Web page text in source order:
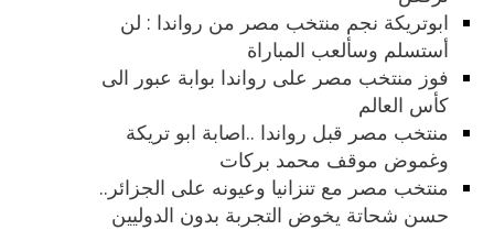
ابوتريكة نجم منتخب مصر من رواندا : لن
أستسلم وسألعب المباراة
فوز منتخب مصر على رواندا بوابة عبور الى
كأس العالم
منتخب مصر قبل رواندا ..اصابة ابو تريكة
وغموض موقف محمد بركات
منتخب مصر مع تنزانيا وعيونه على الجزائر..
حسن شحاتة يخوض التجربة بدون الدوليين